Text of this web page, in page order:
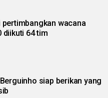
pertimbangkan wacana
diikuti 64 tim
siap berikan yang